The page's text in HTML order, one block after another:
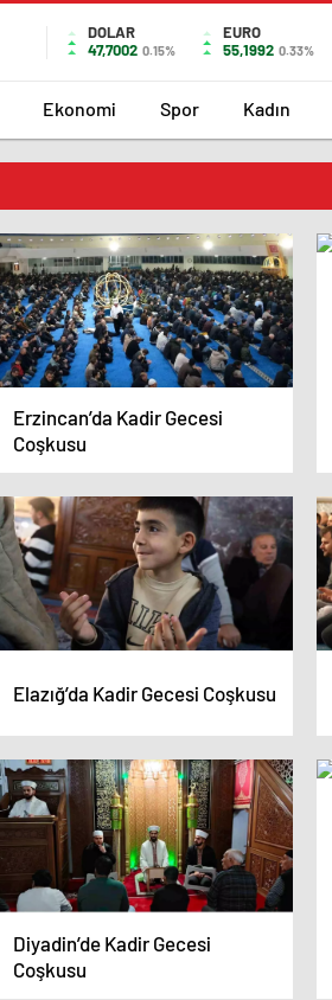
DOLAR
47,7002 0.15%
EURO
55,1992 0.33%
Ekonomi Spor Kadın
Erzincan’da Kadir Gecesi
Coşkusu
Elazığ’da Kadir Gecesi Coşkusu
Diyadin’de Kadir Gecesi
Coşkusu